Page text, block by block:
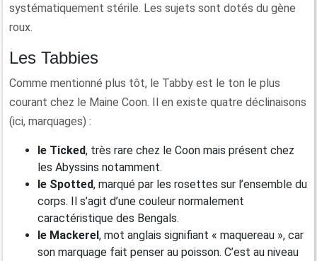
systématiquement stérile. Les sujets sont dotés du gène
roux.
Les Tabbies
Comme mentionné plus tôt, le Tabby est le ton le plus
courant chez le Maine Coon. Il en existe quatre déclinaisons
(ici, marquages) :
le Ticked, très rare chez le Coon mais présent chez
les Abyssins notamment.
le Spotted, marqué par les rosettes sur l’ensemble du
corps. Il s’agit d’une couleur normalement
caractéristique des Bengals.
le Mackerel, mot anglais signifiant « maquereau », car
son marquage fait penser au poisson. C’est au niveau